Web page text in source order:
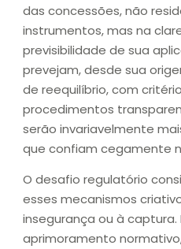
das concessões, não
instrumentos, mas na
previsibilidade de sua
prevejam, desde sua
de reequilíbrio, com
procedimentos
serão invariavelmente
que confiam cegamente
O desafio regulatório
esses mecanismos
insegurança ou à
aprimoramento